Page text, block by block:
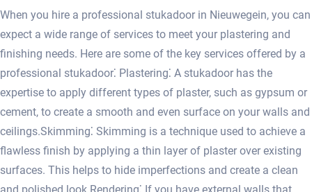
When you hire a professional stukadoor in Nieuwegein, you can
expect a wide range of services to meet your plastering and
finishing needs.​ Here are some of the key services offered by a
professional stukadoor⁚ Plastering⁚ A stukadoor has the
expertise to apply different types of plaster, such as gypsum or
cement, to create a smooth and even surface on your walls and
ceilings.​ Skimming⁚ Skimming is a technique used to achieve a
flawless finish by applying a thin layer of plaster over existing
surfaces.​ This helps to hide imperfections and create a clean